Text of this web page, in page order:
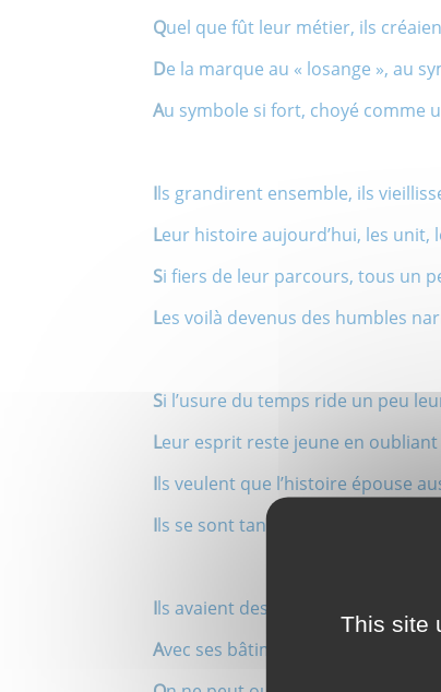
Quel que fût leur métier, ils
De la marque au « losange », au
Au symbole si fort, choyé comme
Ils grandirent ensemble, ils
Leur histoire aujourd’hui, les unit,
Si fiers de leur parcours, tous un
Les voilà devenus des humbles
Si l’usure du temps ride un peu
Leur esprit reste jeune en oubliant
Ils veulent que l’histoire épouse
Ils se sont tant donnés, ce sont
Ils avaient des valeurs, Renault fut
Avec ses bâtiments, Billancourt
This site